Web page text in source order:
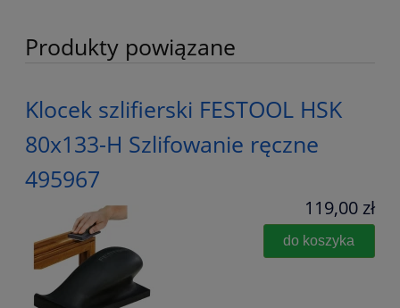
Produkty powiązane
Klocek szlifierski FESTOOL HSK
80x133-H Szlifowanie ręczne
495967
119,00 zł
do koszyka